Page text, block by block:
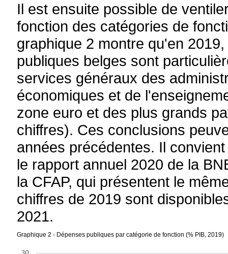
Il est ensuite possible de
fonction des catégories de
graphique 2 montre qu'en
publiques belges sont
services généraux des
économiques et de
zone euro et des plus grands
chiffres). Ces conclusions
années précédentes. Il
le rapport annuel 2020 de la
la CFAP, qui présentent le
chiffres de 2019 sont
2021.
Graphique 2 - Dépenses publiques par catégorie de fonction (% PIB, 2019)